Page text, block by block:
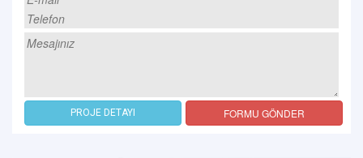
PROJE DETAYI FORMU GÖNDER